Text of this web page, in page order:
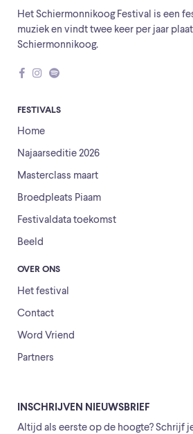
Het Schiermonnikoog Festival is een
muziek en vindt twee keer per jaar
Schiermonnikoog.
FESTIVALS
Home
Najaarseditie 2026
Masterclass maart
Broedpleats Piaam
Festivaldata toekomst
Beeld
OVER ONS
Het festival
Contact
Word Vriend
Partners
INSCHRIJVEN NIEUWSBRIEF
Altijd als eerste op de hoogte? Schrijf